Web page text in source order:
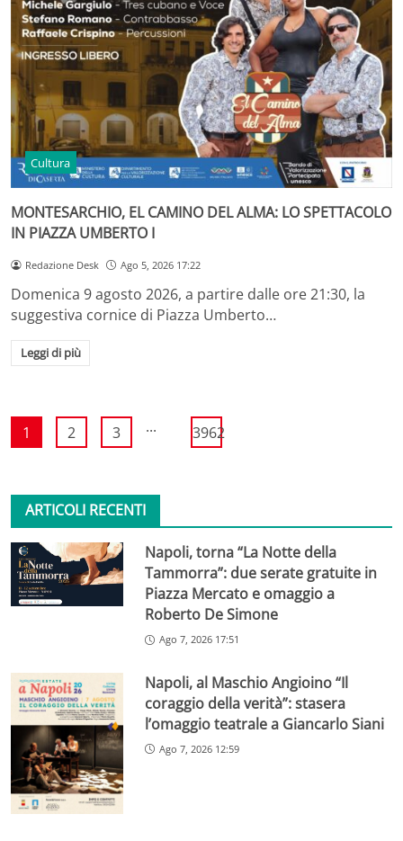
Cultura
MONTESARCHIO, EL CAMINO DEL ALMA: LO SPETTACOLO
IN PIAZZA UMBERTO I
Redazione Desk Ago 5, 2026 17:22
Domenica 9 agosto 2026, a partire dalle ore 21:30, la
suggestiva cornice di Piazza Umberto…
Leggi di più
1 2 3 ... 3962
ARTICOLI RECENTI
Napoli, torna “La Notte della
Tammorra”: due serate gratuite in
Piazza Mercato e omaggio a
Roberto De Simone
Ago 7, 2026 17:51
Napoli, al Maschio Angioino “Il
coraggio della verità”: stasera
l’omaggio teatrale a Giancarlo Siani
Ago 7, 2026 12:59